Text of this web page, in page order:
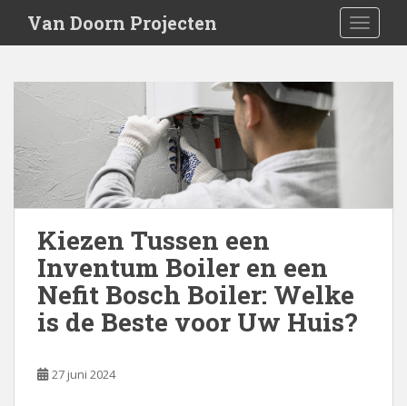
i
Van Doorn Projecten
Blogs
Kiezen Tussen een
Inventum Boiler en een
Nefit Bosch Boiler: Welke
is de Beste voor Uw Huis?
27 juni 2024